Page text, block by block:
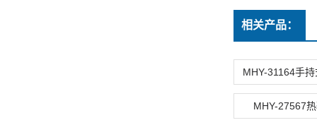
相关产品：
MHY-27567